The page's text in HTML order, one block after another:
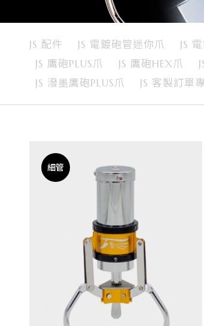
爪
JS 配件 JS 電鍍砲管迷你爪 JS
JS 鷹砲PLUS爪
JS 鷹砲HEX爪
JS 潑墨鷹砲PLUS爪
JS 客製訂單
細管